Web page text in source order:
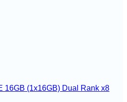
16GB (1x16GB) Dual Rank x8